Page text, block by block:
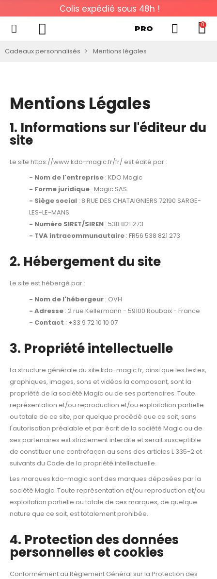
Colis expédié sous 48h !
PRO 0
Cadeaux personnalisés Mentions légales
Mentions Légales
1. Informations sur l'éditeur du
site
Le site https://www.kdo-magic.fr/fr/ est édité par :
- Nom de l'entreprise : KDO Magic
- Forme juridique : Magic SAS
- Siège social : 8 RUE DES CHATAIGNIERS 72190 SARGE-
LES-LE-MANS
- Numéro SIRET/SIREN : 538 821 273
- TVA intracommunautaire : FR56 538 821 273
2. Hébergement du site
Le site est hébergé par :
- Nom de l'hébergeur : OVH
- Adresse : 2 rue Kellermann - 59100 Roubaix - France
- Contact : +33 9 72 10 10 07
3. Propriété intellectuelle
La structure générale du site kdo-magic.fr, ainsi que les textes,
graphiques, images, sons et vidéos la composant, sont la
propriété de la société Magic ou de ses partenaires. Toute
représentation et/ou reproduction et/ou exploitation partielle
ou totale de ce site, par quelque procédé que ce soit, sans
l'autorisation préalable et par écrit de la société Magic ou de
ses partenaires est strictement interdite et serait susceptible
de constituer une contrefaçon au sens des articles L 335-2 et
suivants du Code de la propriété intellectuelle.
Les marques kdo-magic sont des marques déposées par la
société Magic. Toute représentation et/ou reproduction et/ou
exploitation partielle ou totale de ces marques, de quelque
nature que ce soit, est totalement prohibée.
4. Protection des données
personnelles et cookies
Conformément au Règlement Général sur la Protection des